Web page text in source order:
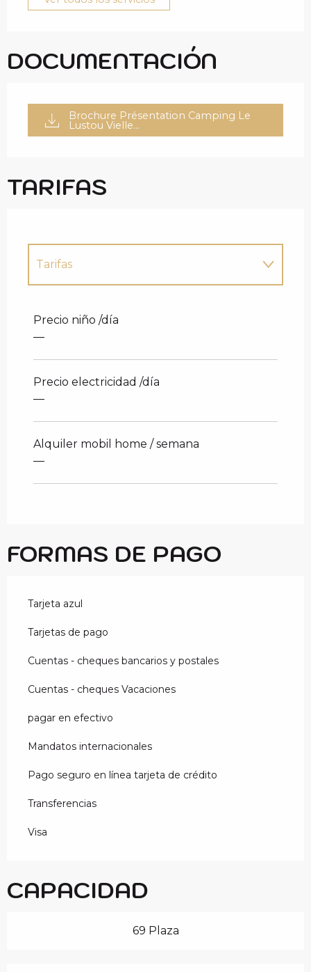
DOCUMENTACIÓN
Brochure Présentation Camping Le
Lustou Vielle...
TARIFAS
Tarifas
Precio niño /día
—
Precio electricidad /día
—
Alquiler mobil home / semana
—
FORMAS DE PAGO
Tarjeta azul
Tarjetas de pago
Cuentas - cheques bancarios y postales
Cuentas - cheques Vacaciones
pagar en efectivo
Mandatos internacionales
Pago seguro en línea tarjeta de crédito
Transferencias
Visa
CAPACIDAD
69 Plaza